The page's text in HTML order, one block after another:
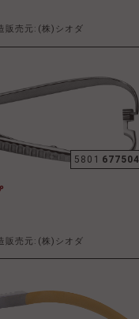
販売元:(株)シオダ
5801
販売元:(株)シオダ